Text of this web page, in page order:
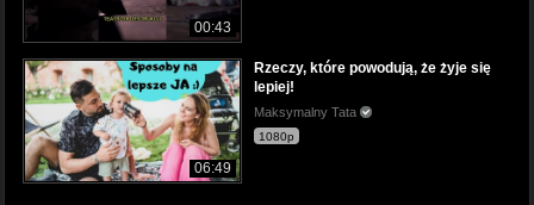
00:43
06:49
Rzeczy, które powodują, że żyje się
lepiej!
Maksymalny Tata
1080p